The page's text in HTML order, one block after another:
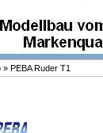
» PEBA Ruder T1